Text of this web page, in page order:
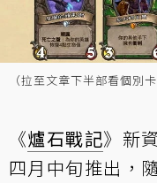
（拉至文章下半部看個別卡
《爐石戰記》新
四月中旬推出，